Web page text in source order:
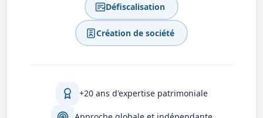
Défiscalisation
Création de société
+20 ans d'expertise patrimoniale